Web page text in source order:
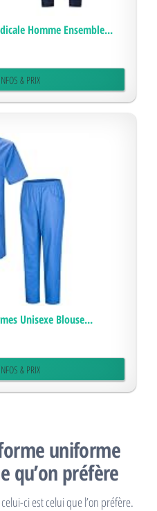
Homme Ensemble...
& PRIX
Unisexe Blouse...
& PRIX
uniforme
qu’on préfère
ci est celui que l’on préfère.